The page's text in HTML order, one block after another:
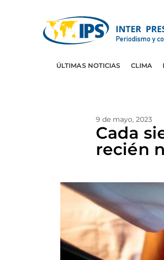
ÚLTIMAS NOTICIAS CLIMA
9 de mayo, 2023
Cada
recién